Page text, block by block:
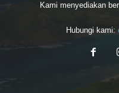
Kami menyediakan
Hubungi kami: